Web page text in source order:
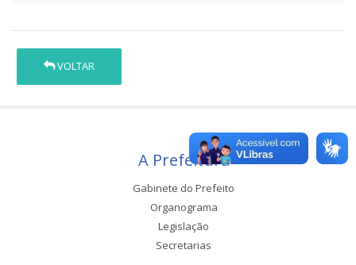
VOLTAR
A Prefeitura
Gabinete do Prefeito
Organograma
Legislação
Secretarias